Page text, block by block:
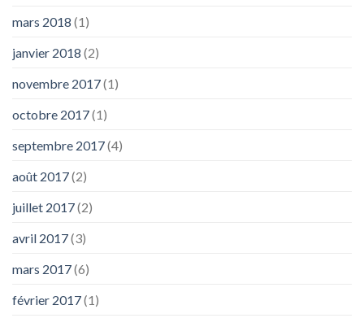
mars 2018 (1)
janvier 2018 (2)
novembre 2017(1)
octobre 2017(1)
septembre 2017(4)
août 2017(2)
juillet 2017(2)
avril 2017(3)
mars 2017(6)
février 2017(1)